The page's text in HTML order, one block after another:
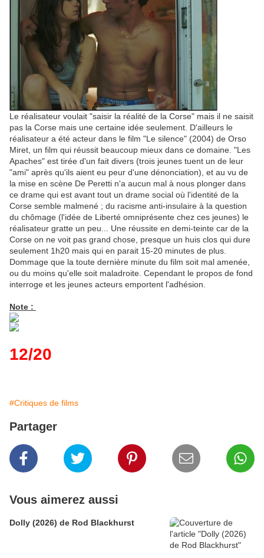
Le réalisateur voulait "saisir la réalité de la Corse" mais il ne saisit
pas la Corse mais une certaine idée seulement. D'ailleurs le
réalisateur a été acteur dans le film "Le silence" (2004) de Orso
Miret, un film qui réussit beaucoup mieux dans ce domaine. "Les
Apaches" est tirée d'un fait divers (trois jeunes tuent un de leur
"ami" après qu'ils aient eu peur d'une dénonciation), et au vu de
la mise en scène De Peretti n'a aucun mal à nous plonger dans
ce drame qui est avant tout un drame social où l'identité de la
Corse semble malmené ; du racisme anti-insulaire à la question
du chômage (l'idée de Liberté omniprésente chez ces jeunes) le
réalisateur gratte un peu... Une réussite en demi-teinte car de la
Corse on ne voit pas grand chose, presque un huis clos qui dure
seulement 1h20 mais qui en parait 15-20 minutes de plus.
Dommage que la toute dernière minute du film soit mal amenée,
ou du moins qu'elle soit maladroite. Cependant le propos de fond
interroge et les jeunes acteurs emportent l'adhésion.
Note :
12/20
#Critiques de films
Partager
Vous aimerez aussi
Dolly (2026) de Rod Blackhurst